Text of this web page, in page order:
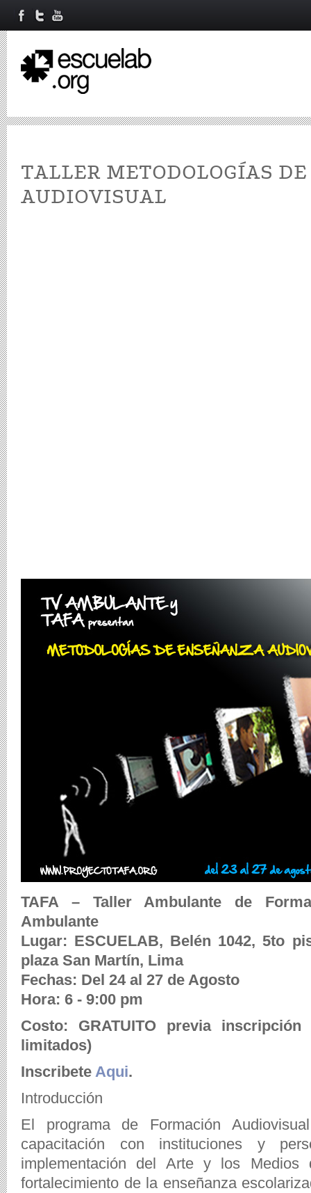
TALLER METODOLOGÍAS
AUDIOVISUAL
TAFA – Taller Ambulante de
Ambulante
Lugar: ESCUELAB, Belén 1042, 5to
plaza San Martín, Lima
Fechas: Del 24 al 27 de Agosto
Hora: 6 - 9:00 pm
Costo: GRATUITO previa
limitados)
Inscribete Aqui.
Introducción
El programa de Formación
capacitación con instituciones y
implementación del Arte y los Medios
fortalecimiento de la enseñanza